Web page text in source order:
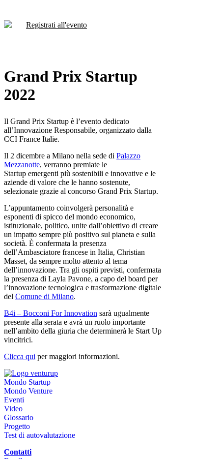
Grand Prix Startup
2022
Il Grand Prix Startup è l’evento dedicato
all’Innovazione Responsabile, organizzato dalla
CCI France Italie.
Il 2 dicembre a Milano nella sede di Palazzo
Mezzanotte, verranno premiate le
Startup emergenti più sostenibili e innovative e le
aziende di valore che le hanno sostenute,
selezionate grazie al concorso Grand Prix Startup.
L’appuntamento coinvolgerà personalità e
esponenti di spicco del mondo economico,
istituzionale, politico, unite dall’obiettivo di creare
un impatto sempre più positivo sul pianeta e sulla
società. È confermata la presenza
dell’Ambasciatore francese in Italia, Christian
Masset, da sempre molto attento al tema
dell’innovazione. Tra gli ospiti previsti, confermata
la presenza di Layla Pavone, a capo del board per
l’innovazione tecnologica e trasformazione digitale
del Comune di Milano.
B4i – Bocconi For Innovation sarà ugualmente
presente alla serata e avrà un ruolo importante
nell’ambito della giuria che determinerà le Start Up
vincitrici.
Clicca qui per maggiori informazioni.
Registrati all'evento
Mondo Startup
Mondo Venture
Eventi
Video
Glossario
Progetto
Test di autovalutazione
Contatti